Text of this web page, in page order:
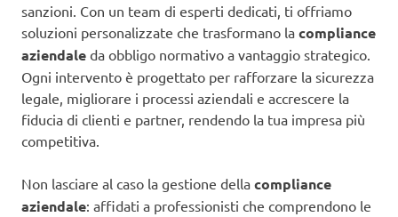
sanzioni. Con un team di esperti dedicati, ti offriamo
soluzioni personalizzate che trasformano la compliance
aziendale da obbligo normativo a vantaggio strategico.
Ogni intervento è progettato per rafforzare la sicurezza
legale, migliorare i processi aziendali e accrescere la
fiducia di clienti e partner, rendendo la tua impresa più
competitiva.
Non lasciare al caso la gestione della compliance
aziendale: affidati a professionisti che comprendono le